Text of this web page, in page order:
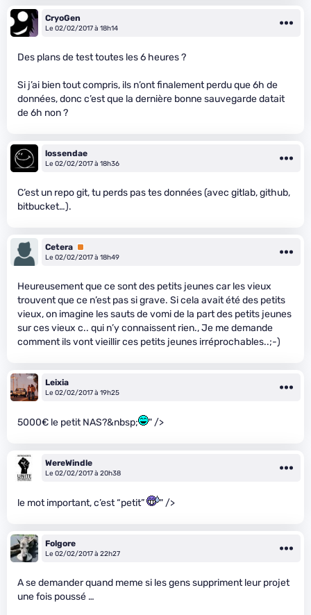
CryoGen
Le 02/02/2017 à 18h14
Des plans de test toutes les 6 heures ?
Si j’ai bien tout compris, ils n’ont finalement perdu que 6h de
données, donc c’est que la dernière bonne sauvegarde datait
de 6h non ?
lossendae
Le 02/02/2017 à 18h36
C’est un repo git, tu perds pas tes données (avec gitlab, github,
bitbucket…).
Cetera Premium
Le 02/02/2017 à 18h49
Heureusement que ce sont des petits jeunes car les vieux
trouvent que ce n’est pas si grave. Si cela avait été des petits
vieux, on imagine les sauts de vomi de la part des petits jeunes
sur ces vieux c.. qui n’y connaissent rien., Je me demande
comment ils vont vieillir ces petits jeunes irréprochables..;-)
Leixia
Le 02/02/2017 à 19h25
5000€ le petit NAS?&nbsp; " />
WereWindle
Le 02/02/2017 à 20h38
le mot important, c’est “petit” " />
Folgore
Le 02/02/2017 à 22h27
A se demander quand meme si les gens suppriment leur projet
une fois poussé …